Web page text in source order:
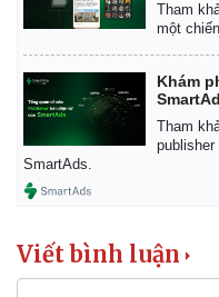
Kinh tế
Bất động sản
Tham
một
Khám
Tham
publisher
SmartAds.
Viết bình luận